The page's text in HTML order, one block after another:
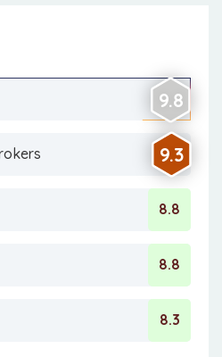
9.8
9.3
8.8
8.8
8.3